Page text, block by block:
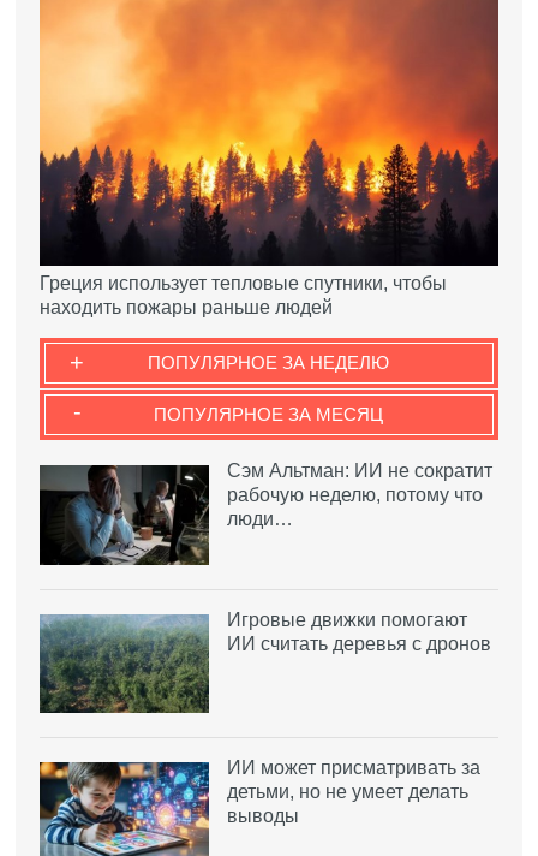
Греция использует тепловые спутники, чтобы
находить пожары раньше людей
ПОПУЛЯРНОЕ ЗА НЕДЕЛЮ
+
ПОПУЛЯРНОЕ ЗА МЕСЯЦ
-
Сэм Альтман: ИИ не сократит
рабочую неделю, потому что
люди…
Игровые движки помогают
ИИ считать деревья с дронов
ИИ может присматривать за
детьми, но не умеет делать
выводы